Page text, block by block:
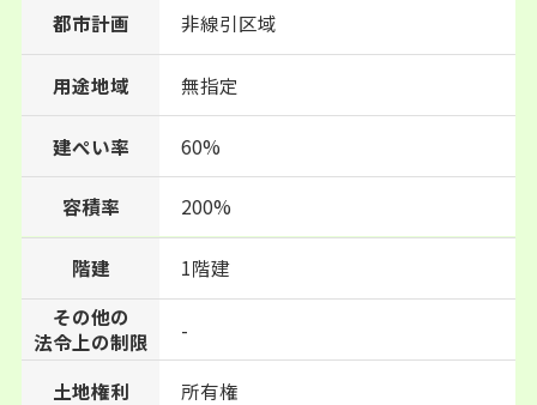
都市計画 非線引区域
用途地域 無指定
建ぺい率 60%
容積率 200%
階建
1階建
その他の
法令上の制限
-
土地権利 所有権